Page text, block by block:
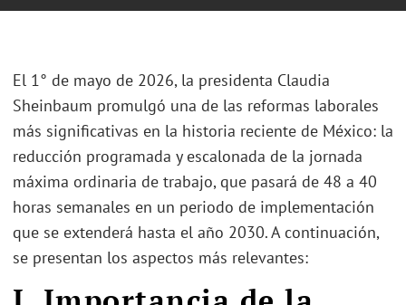
El 1° de mayo de 2026, la presidenta Claudia
Sheinbaum promulgó una de las reformas laborales
más significativas en la historia reciente de México: la
reducción programada y escalonada de la jornada
máxima ordinaria de trabajo, que pasará de 48 a 40
horas semanales en un periodo de implementación
que se extenderá hasta el año 2030. A continuación,
se presentan los aspectos más relevantes: